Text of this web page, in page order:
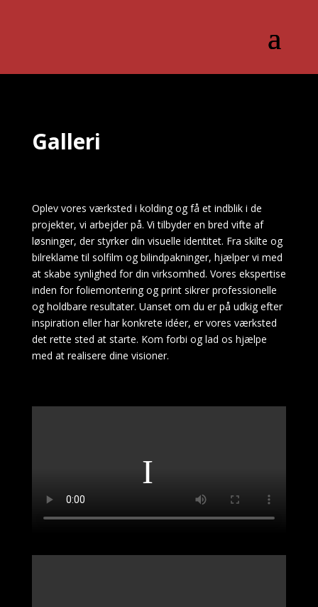
Galleri
Oplev vores værksted i kolding og få et indblik i de
projekter, vi arbejder på. Vi tilbyder en bred vifte af
løsninger, der styrker din visuelle identitet. Fra skilte og
bilreklame til solfilm og bilindpakninger, hjælper vi med
at skabe synlighed for din virksomhed. Vores ekspertise
inden for foliemontering og print sikrer professionelle
og holdbare resultater. Uanset om du er på udkig efter
inspiration eller har konkrete idéer, er vores værksted
det rette sted at starte. Kom forbi og lad os hjælpe
med at realisere dine visioner.